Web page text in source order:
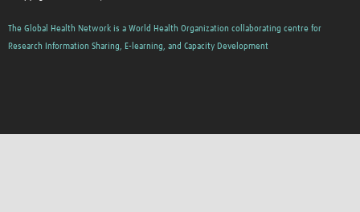
The Global Health Network is a World Health Organization collaborating centre for
Research Information Sharing, E-learning, and Capacity Development